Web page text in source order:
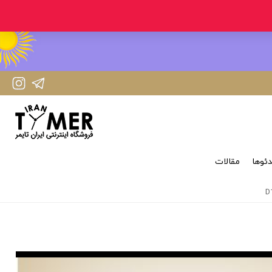
IranTimer Instagram Page
مقالات